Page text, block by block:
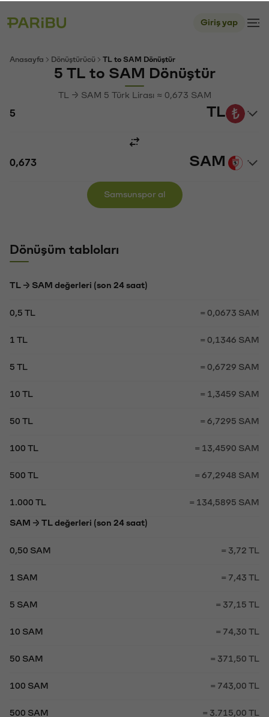
Giriş yap
Anasayfa Dönüştürücü TL to SAM Dönüştür
5 TL to SAM Dönüştür
TL → SAM 5 Türk Lirası ≈ 0,673 SAM
TL
SAM
Samsunspor al
Dönüşüm tabloları
TL → SAM değerleri (son 24 saat)
0,5 TL = 0,0673 SAM
1 TL = 0,1346 SAM
5 TL = 0,6729 SAM
10 TL = 1,3459 SAM
50 TL = 6,7295 SAM
100 TL = 13,4590 SAM
500 TL = 67,2948 SAM
1.000 TL = 134,5895 SAM
SAM → TL değerleri (son 24 saat)
0,50 SAM = 3,72 TL
1 SAM = 7,43 TL
5 SAM = 37,15 TL
10 SAM = 74,30 TL
50 SAM = 371,50 TL
100 SAM = 743,00 TL
500 SAM = 3.715,00 TL